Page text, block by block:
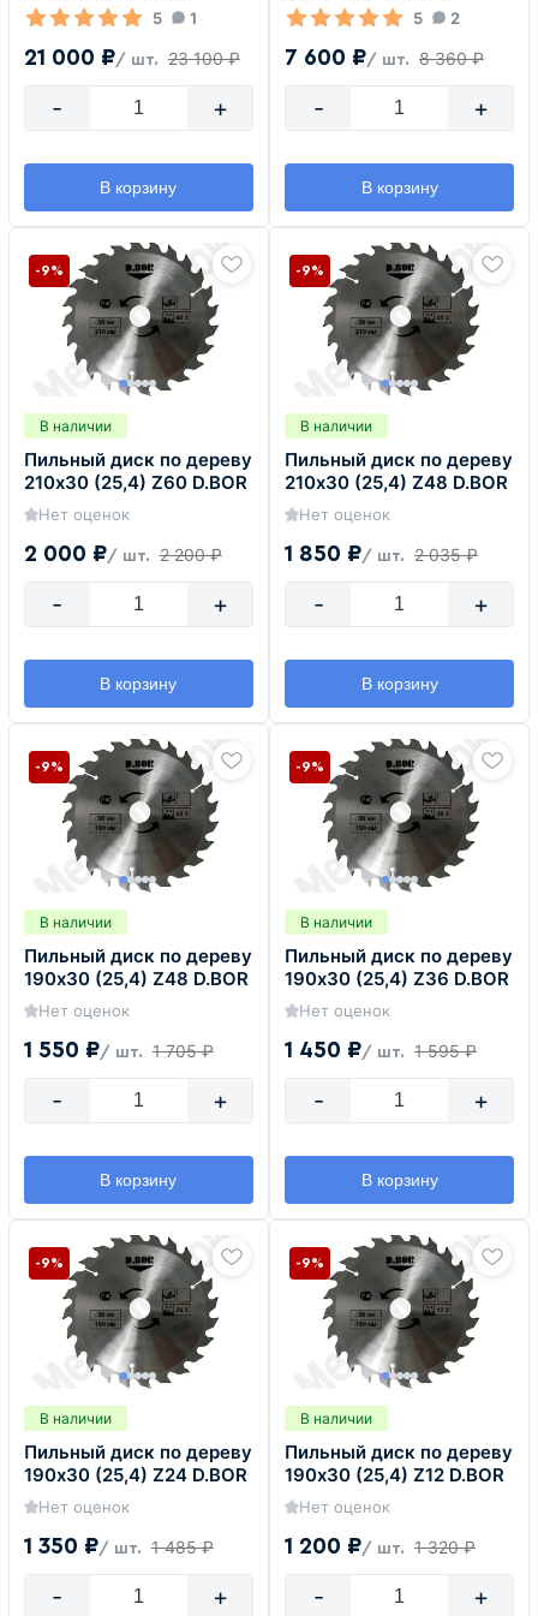
5 1
21 000 ₽/ шт. 23 100 ₽
- +
В корзину
5 2
7 600 ₽/ шт. 8 360 ₽
- +
В корзину
В наличии
Пильный диск по дереву
210х30 (25,4) Z60 D.BOR
Нет оценок
2 000 ₽/ шт. 2 200 ₽
-9%
- +
В корзину
В наличии
Пильный диск по дереву
210х30 (25,4) Z48 D.BOR
Нет оценок
1 850 ₽/ шт. 2 035 ₽
-9%
- +
В корзину
В наличии
Пильный диск по дереву
190х30 (25,4) Z48 D.BOR
Нет оценок
1 550 ₽/ шт. 1 705 ₽
-9%
- +
В корзину
В наличии
Пильный диск по дереву
190х30 (25,4) Z36 D.BOR
Нет оценок
1 450 ₽/ шт. 1 595 ₽
-9%
- +
В корзину
В наличии
Пильный диск по дереву
190х30 (25,4) Z24 D.BOR
Нет оценок
1 350 ₽/ шт. 1 485 ₽
-9%
- +
В наличии
Пильный диск по дереву
190х30 (25,4) Z12 D.BOR
Нет оценок
1 200 ₽/ шт. 1 320 ₽
-9%
- +